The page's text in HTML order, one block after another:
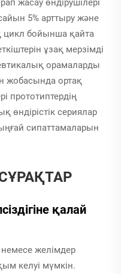
жасау өндірушілері
5% арттыру және
цикл бойынша қайта
ұзақ мерзімді
орамаларды
жобасында ортақ
прототиптердің
өндірістік сериялар
сипаттамаларын
қалай
желімдер
келуі мүмкін.